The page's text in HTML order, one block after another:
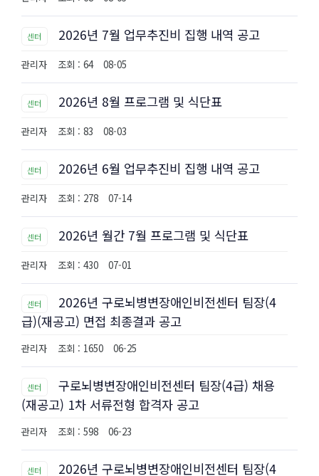
센터 2026년 7월 업무추진비 집행 내역 공고
관리자 조회 : 64 08-05
센터 2026년 8월 프로그램 및 식단표
관리자 조회 : 83 08-03
센터 2026년 6월 업무추진비 집행 내역 공고
관리자 조회 : 278 07-14
센터 2026년 월간 7월 프로그램 및 식단표
관리자 조회 : 430 07-01
센터
2026년 구로뇌병변장애인비전센터 팀장(4
급)(재공고) 면접 최종결과 공고
관리자 조회 : 1650 06-25
센터
구로뇌병변장애인비전센터 팀장(4급) 채용
(재공고) 1차 서류전형 합격자 공고
관리자 조회 : 598 06-23
센터
2026년 구로뇌병변장애인비전센터 팀장(4